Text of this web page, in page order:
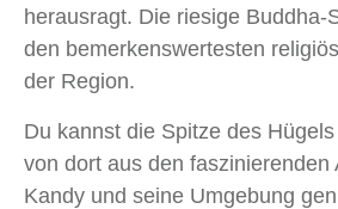
herausragt. Die riesige Buddha-
den bemerkenswertesten
der Region.
Du kannst die Spitze des
von dort aus den faszinierenden
Kandy und seine Umgebung